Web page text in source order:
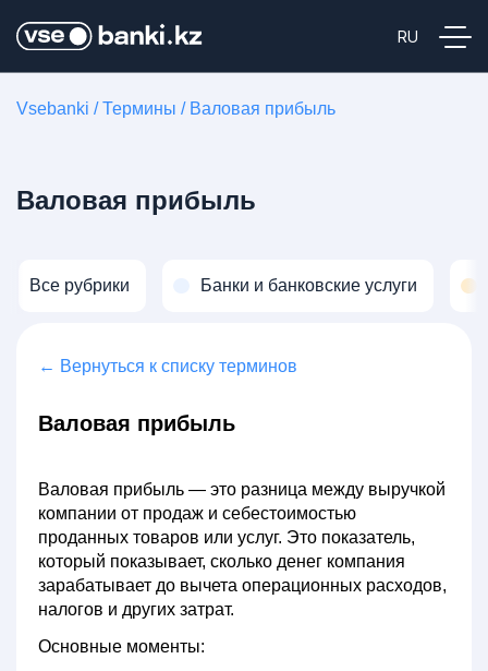
Vsebanki /Термины / Валовая прибыль
Валовая прибыль
Все рубрики Банки и банковские услуги
← Вернуться к списку терминов
Валовая прибыль
Валовая прибыль — это разница между выручкой
компании от продаж и себестоимостью
проданных товаров или услуг. Это показатель,
который показывает, сколько денег компания
зарабатывает до вычета операционных расходов,
налогов и других затрат.
Основные моменты: